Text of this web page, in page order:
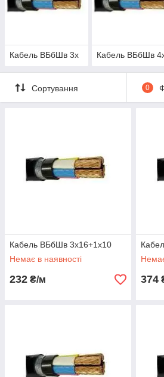
Кабель ВБбШв 3х Кабель ВБбШв
Сортування 0
Кабель ВБбШв 3х16+1х10
Немає в наявності
232 ₴/м 374